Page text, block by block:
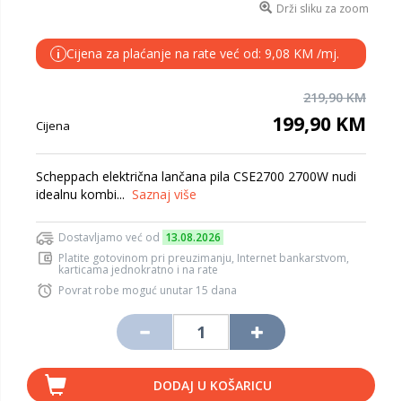
Drži sliku za zoom
i Cijena za plaćanje na rate već od: 9,08 KM /mj.
219,90 KM
Cijena 199,90 KM
Scheppach električna lančana pila CSE2700 2700W nudi
idealnu kombi... Saznaj više
Dostavljamo već od 13.08.2026
Platite gotovinom pri preuzimanju, Internet bankarstvom,
karticama jednokratno i na rate
Povrat robe moguć unutar 15 dana
DODAJ U KOŠARICU